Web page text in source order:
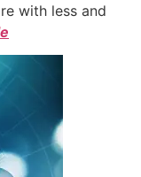
with less and